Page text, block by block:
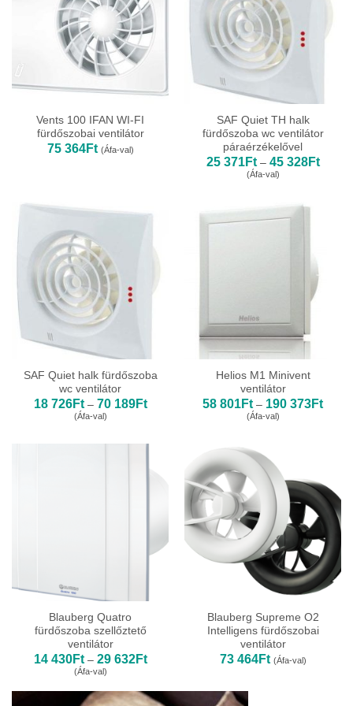
Vents 100 IFAN WI-FI
fürdőszobai ventilátor
75 364Ft (Áfa-val)
SAF Quiet TH halk
fürdőszoba wc ventilátor
páraérzékelővel
25 371Ft – 45 328Ft
(Áfa-val)
SAF Quiet halk fürdőszoba
wc ventilátor
18 726Ft – 70 189FtÁrtartomány:
70
(Áfa-val)
Helios M1 Minivent
ventilátor
58 801Ft – 190 373Ft
(Áfa-val)
Blauberg Quatro
fürdőszoba szellőztető
ventilátor
14 430Ft – 29 632FtÁrtartomány:
-
29
(Áfa-val)
Blauberg Supreme O2
Intelligens fürdőszobai
ventilátor
73 464Ft (Áfa-val)